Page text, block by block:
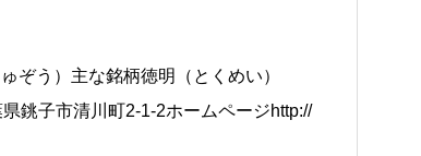
ぞう）主な銘柄徳明（とくめい）
銚子市清川町2-1-2ホームページhttp://